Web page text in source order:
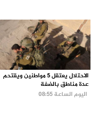
الاحتلال يعتقل 5 مواطنين ويقتحم
عدة مناطق بالضفة
اليوم الساعة 08:55